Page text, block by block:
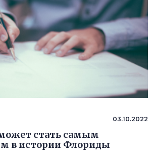
03.10.2022
стать самым
в истории Флориды